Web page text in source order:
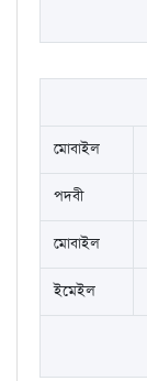
মোবাইল
পদবী
মোবাইল
ইমেইল